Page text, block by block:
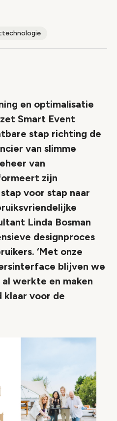
en optimalisatie
Smart Event
stap richting de
van slimme
van
zijn
voor stap naar
Linda Bosman
designproces
‘Met onze
blijven we
werkte en maken
voor de